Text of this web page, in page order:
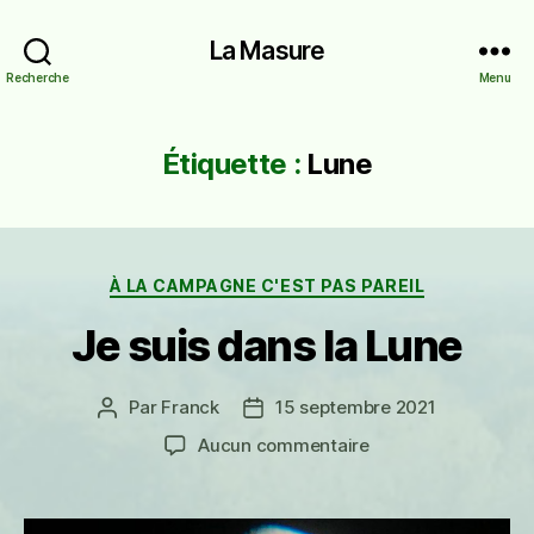
Recherche
La Masure
Menu
Étiquette : Lune
Catégories
À LA CAMPAGNE C'EST PAS PAREIL
Je suis dans la Lune
Auteur
Par Franck
Date15 septembre 2021
Aucun commentairesur
dans